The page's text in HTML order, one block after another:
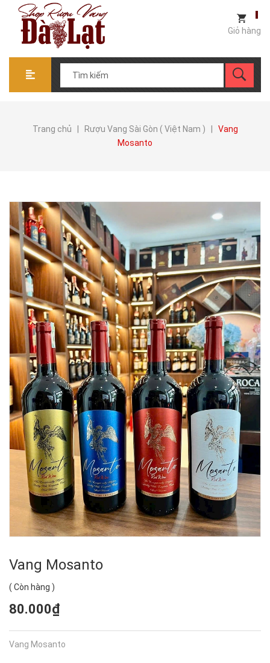
Giỏ hàng
Trang chủ Rượu Vang Sài Gòn ( Việt Nam )
Vang
Mosanto
Vang Mosanto
( Còn hàng )
80.000₫
Vang Mosanto